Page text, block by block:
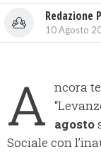
Redazione
10 Agosto
A ncora
agosto
Sociale con